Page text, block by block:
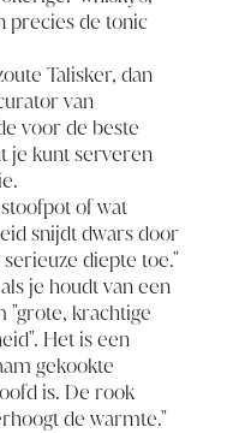
precies de tonic
Talisker, dan
van
voor de beste
je kunt serveren
of wat
snijdt dwars door
diepte toe."
je houdt van een
"grote, krachtige
Het is een
gekookte
is. De rook
de warmte."